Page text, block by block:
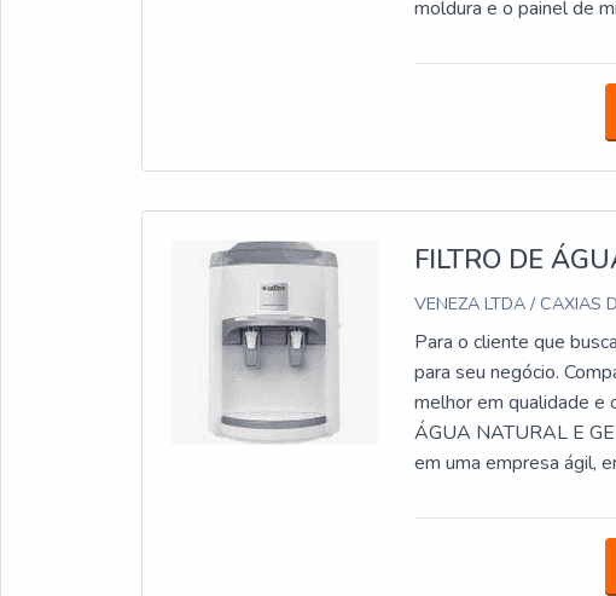
moldura e o painel de
constituição torna o
FILTRO DE
VENEZA LTDA / CAXIAS
Para o cliente que
para seu negócio.
melhor em qualidade e
ÁGUA NATURAL E
em uma empresa ágil,
venda à entrega final,
água natural e gelada,